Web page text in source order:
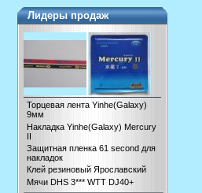
Лидеры продаж
Торцевая лента Yinhe(Galaxy)
9мм
Накладка Yinhe(Galaxy) Mercury
II
Защитная пленка 61 second для
накладок
Клей резиновый Ярославский
Мячи DHS 3*** WTT DJ40+